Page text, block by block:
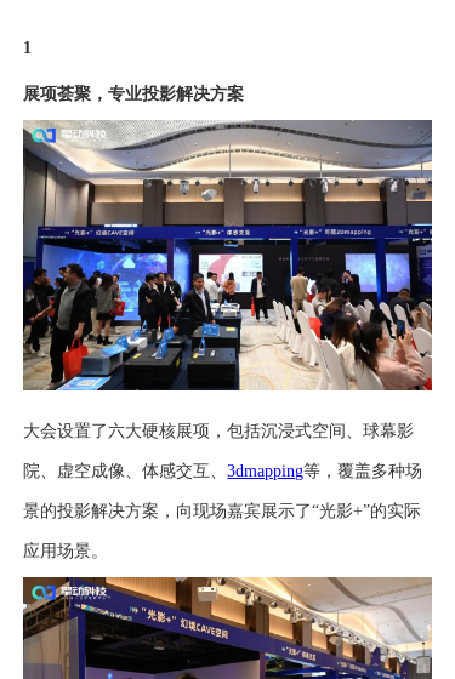
1
展项荟聚，专业投影解决方案
大会设置了六大硬核展项，包括沉浸式空间、球幕影
院、虚空成像、体感交互、3dmapping等，覆盖多种场
景的投影解决方案，向现场嘉宾展示了“光影+”的实际
应用场景。